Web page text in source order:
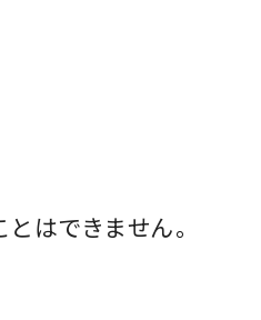
はできません。